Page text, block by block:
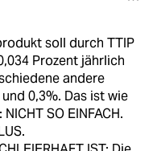
soll durch TTIP
Prozent jährlich
andere
0,3%. Das ist wie
SO EINFACH.